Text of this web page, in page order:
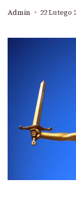
Admin 22 Lutego